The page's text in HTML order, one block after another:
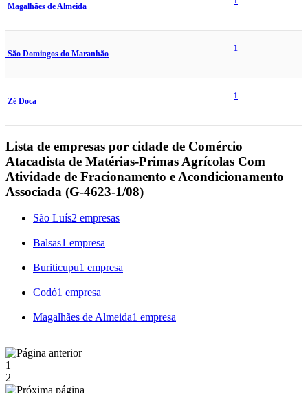
Magalhães de Almeida
São Domingos do Maranhão
1
Zé Doca
1
Lista de empresas por cidade de Comércio
Atacadista de Matérias-Primas Agrícolas Com
Atividade de Fracionamento e Acondicionamento
Associada (G-4623-1/08)
São Luís2 empresas
Balsas1 empresa
Buriticupu1 empresa
Codó1 empresa
Magalhães de Almeida1 empresa
1
2